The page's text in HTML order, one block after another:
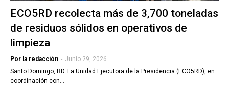
ECO5RD recolecta más de 3,700 toneladas
de residuos sólidos en operativos de
limpieza
Por la redacción - Junio 29, 2026
Santo Domingo, RD. La Unidad Ejecutora de la Presidencia (ECO5RD), en
coordinación con…